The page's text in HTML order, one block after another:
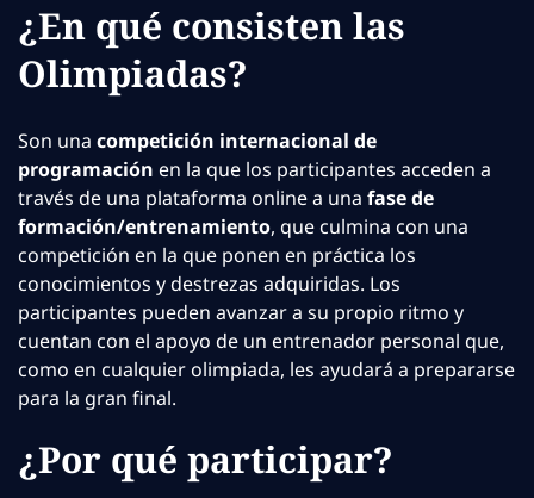
¿En qué consisten las
Olimpiadas?
Son una competición internacional de
programación en la que los participantes acceden a
través de una plataforma online a una fase de
formación/entrenamiento, que culmina con una
competición en la que ponen en práctica los
conocimientos y destrezas adquiridas. Los
participantes pueden avanzar a su propio ritmo y
cuentan con el apoyo de un entrenador personal que,
como en cualquier olimpiada, les ayudará a prepararse
para la gran final.
¿Por qué participar?